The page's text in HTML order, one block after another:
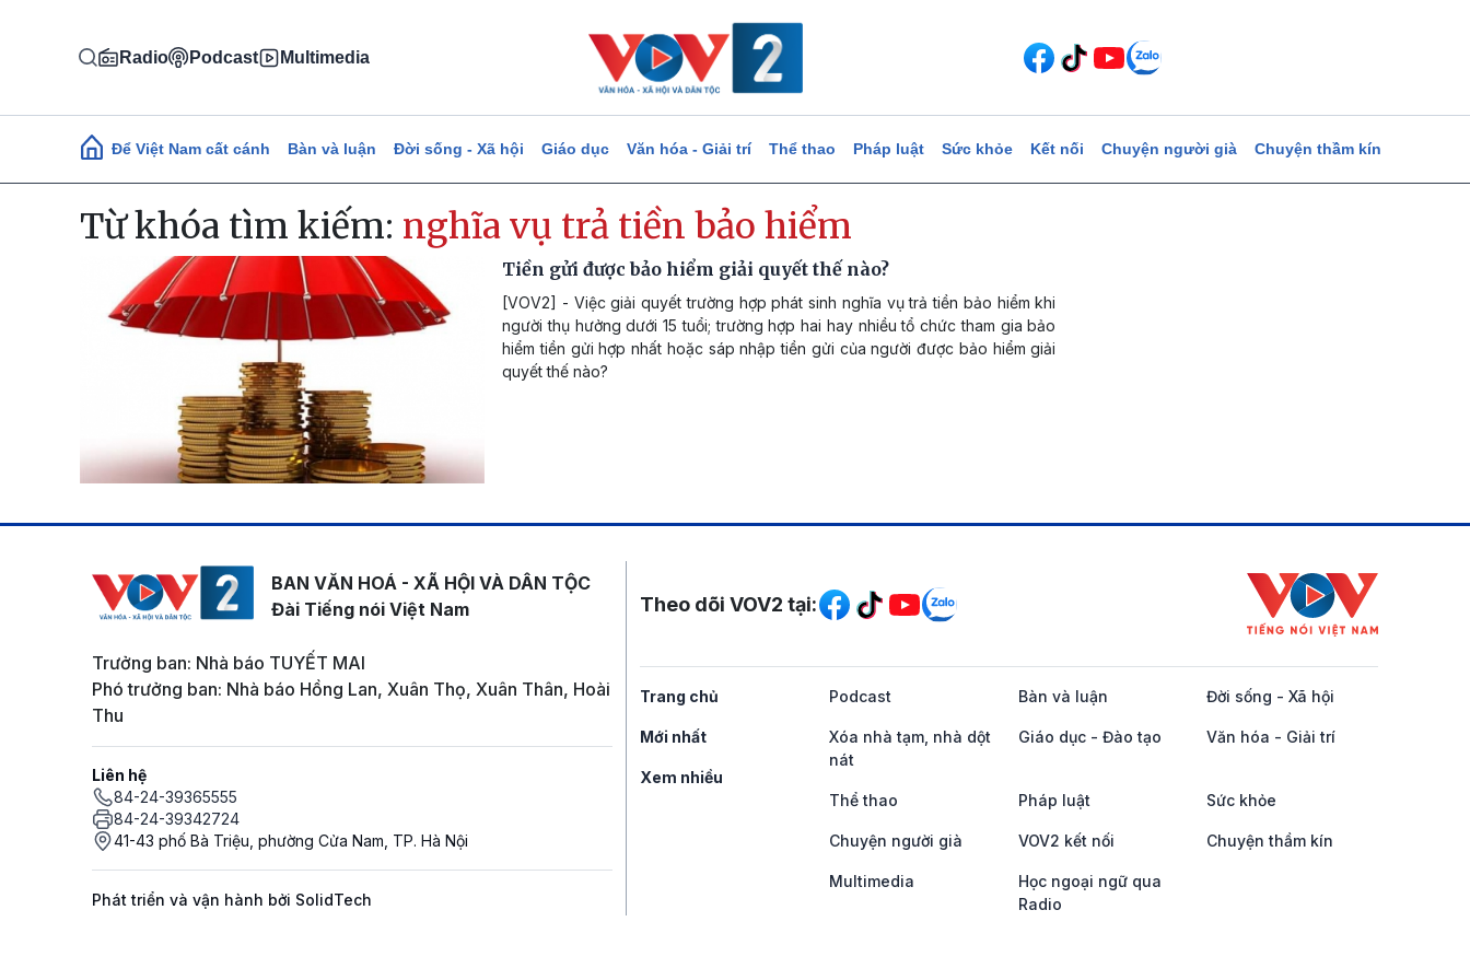
Radio Podcast Multimedia
Main navigation
Để Việt Nam cất cánh Bàn và luận Đời sống - Xã hội Giáo dục Văn hóa - Giải trí Thể thao Pháp luật Sức khỏe Kết nối Chuyện người già Chuyện thầm kín
Từ khóa tìm kiếm: nghĩa vụ trả tiền bảo hiểm
Tiền gửi được bảo hiểm giải quyết thế nào?
[VOV2] - Việc giải quyết trường hợp phát sinh nghĩa vụ trả tiền bảo hiểm khi
người thụ hưởng dưới 15 tuổi; trường hợp hai hay nhiều tổ chức tham gia bảo
hiểm tiền gửi hợp nhất hoặc sáp nhập tiền gửi của người được bảo hiểm giải
quyết thế nào?
BAN VĂN HOÁ - XÃ HỘI VÀ DÂN TỘC
Đài Tiếng nói Việt Nam
Trưởng ban: Nhà báo TUYẾT MAI
Phó trưởng ban: Nhà báo Hồng Lan, Xuân Thọ, Xuân Thân, Hoài
Thu
Liên hệ
84-24-39365555
84-24-39342724
41-43 phố Bà Triệu, phường Cửa Nam, TP. Hà Nội
Phát triển và vận hành bởi SolidTech
Mạng xã hội
Theo dõi VOV2 tại:
Trang chủ
Mới nhất
Xem nhiều
Podcast Bàn và luận Đời sống - Xã hội
Xóa nhà tạm, nhà dột
nát
Giáo dục - Đào tạo Văn hóa - Giải trí
Thể thao Pháp luật Sức khỏe
Chuyện người già VOV2 kết nối Chuyện thầm kín
Multimedia
Học ngoại ngữ qua
Radio